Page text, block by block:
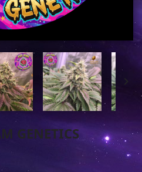

GENETICS